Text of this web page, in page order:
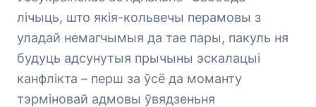
лічыць, што якія-кольвечы перамовы з
уладай немагчымыя да тае пары, пакуль ня
будуць адсунутыя прычыны эскалацыі
канфлікта – перш за ўсё да моманту
тэрміновай адмовы ўвядзеньня